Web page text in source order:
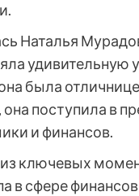
Наталья
удивительную
была
поступила в
и финансов.
ключевых
в сфере